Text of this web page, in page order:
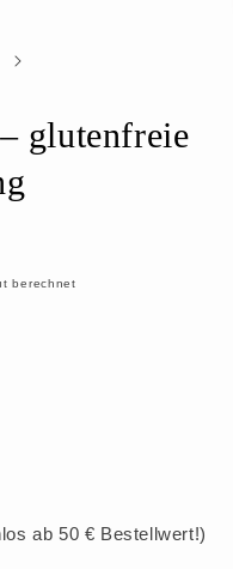
glutenfreie
berechnet
ab 50 € Bestellwert!)